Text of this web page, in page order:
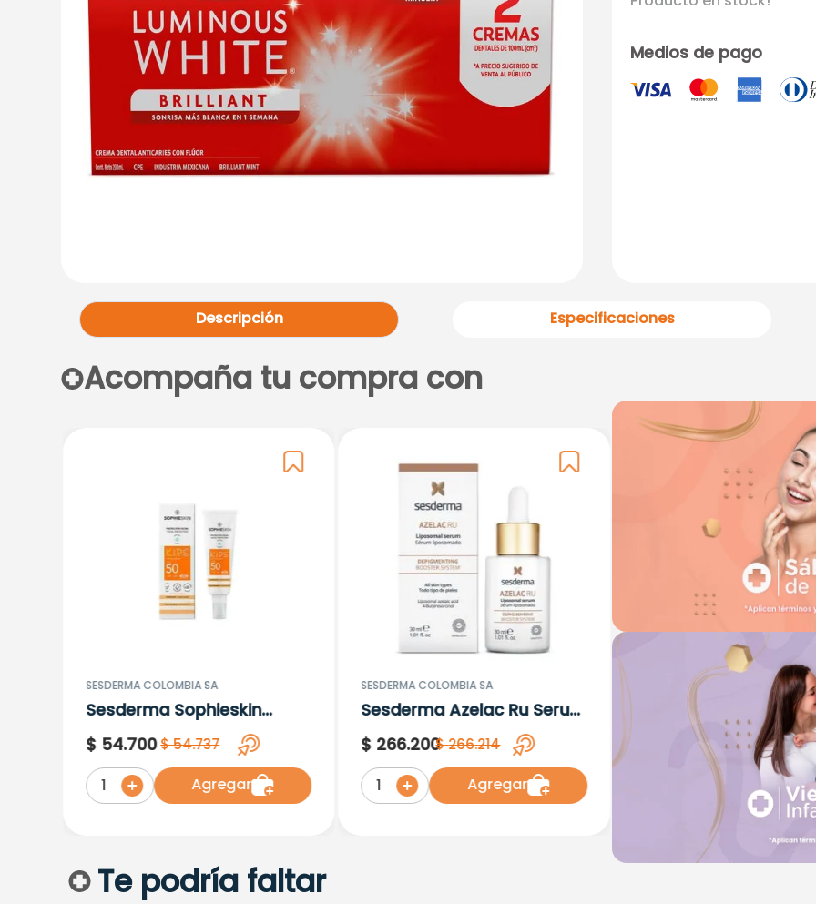
Medios de pago
Descripción Especificaciones
Acompaña tu compra con
SESDERMA COLOMBIA SA
Sesderma Sophieskin
Proteccion Facial Kids
Hypoallergenic Spf 500
Moisturising
$ 54.700$54.737
1 Agregar
SESDERMA COLOMBIA SA
Sesderma Azelac Ru Serum
Liposomal x 30ml
$ 266.200$266.214
1 Agregar
Te podría faltar